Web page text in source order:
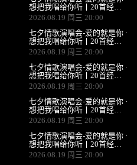
想把我唱给你听丨20首经典
情歌全场大合唱（郑州站）
2026.08.19 周三 20:00
七夕情歌演唱会-爱的就是你 ·
想把我唱给你听丨20首经典
情歌全场大合唱（广州站）
2026.08.19 周三 20:00
七夕情歌演唱会-爱的就是你 ·
想把我唱给你听丨20首经典
情歌全场大合唱（呼和浩特
2026.08.19 周三 20:00
七夕情歌演唱会-爱的就是你 ·
想把我唱给你听丨20首经典
情歌全场大合唱（青岛站）
2026.08.19 周三 20:00
七夕情歌演唱会-爱的就是你 ·
想把我唱给你听丨20首经典
情歌全场大合唱（东莞站）
2026.08.19 周三 20:00